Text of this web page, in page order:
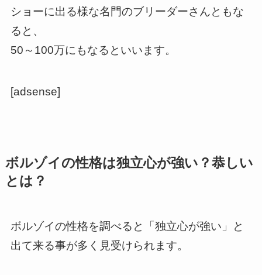
ショーに出る様な名門のブリーダーさんともな
ると、
50～100万にもなるといいます。
[adsense]
ボルゾイの性格は独立心が強い？恭しい
とは？
ボルゾイの性格を調べると「独立心が強い」と
出て来る事が多く見受けられます。